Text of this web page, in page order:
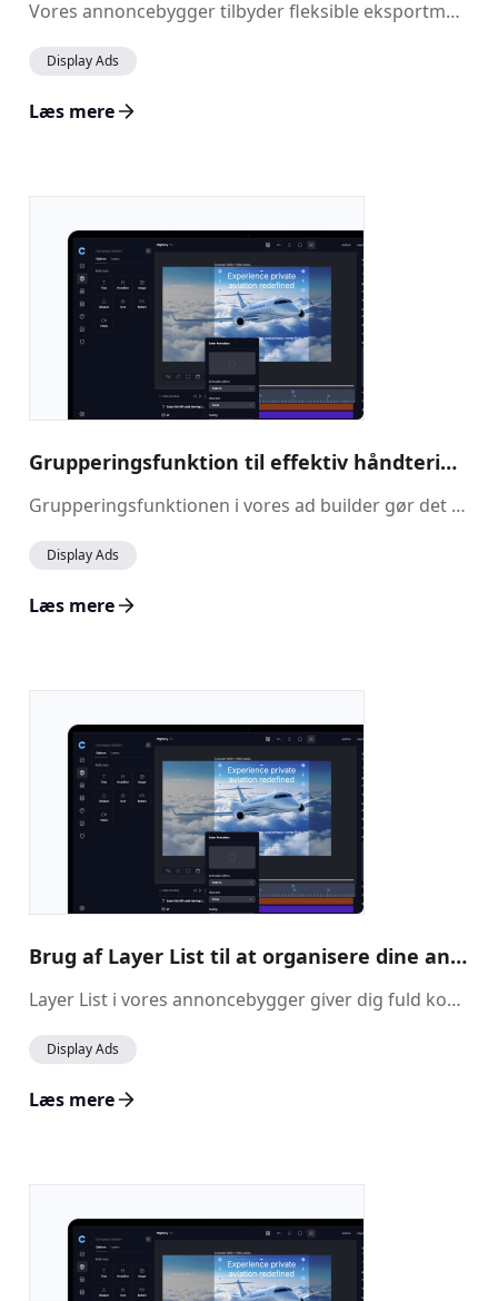
Vores annoncebygger tilbyder fleksible eksportmuligheder, så du kan downloade dine annoncer i en række størrelser og formater. Uanset om du leder efter statiske billeder, animationer eller HTML5-filer, kan du eksportere din annonce i det format, der passer bedst til dine behov.
Display Ads
Læs mere
Grupperingsfunktion til effektiv håndtering af lag
Grupperingsfunktionen i vores ad builder gør det muligt at samle flere add-ons i én gruppe, så det bliver nemmere at administrere og placere dem som en samlet enhed. Funktionen er ideel til at organisere komplekse designs og sikrer, at relaterede elementer forbliver justeret og nemt kan flyttes sammen.
Display Ads
Læs mere
Brug af Layer List til at organisere dine annonceelementer
Layer List i vores annoncebygger giver dig fuld kontrol over placering og organisering af alle add-ons i dit design. Funktionen hjælper dig med at styre elementernes lagrækkefølge, så det bliver nemmere at skabe velstrukturerede og visuelt tiltalende annoncer.
Display Ads
Læs mere